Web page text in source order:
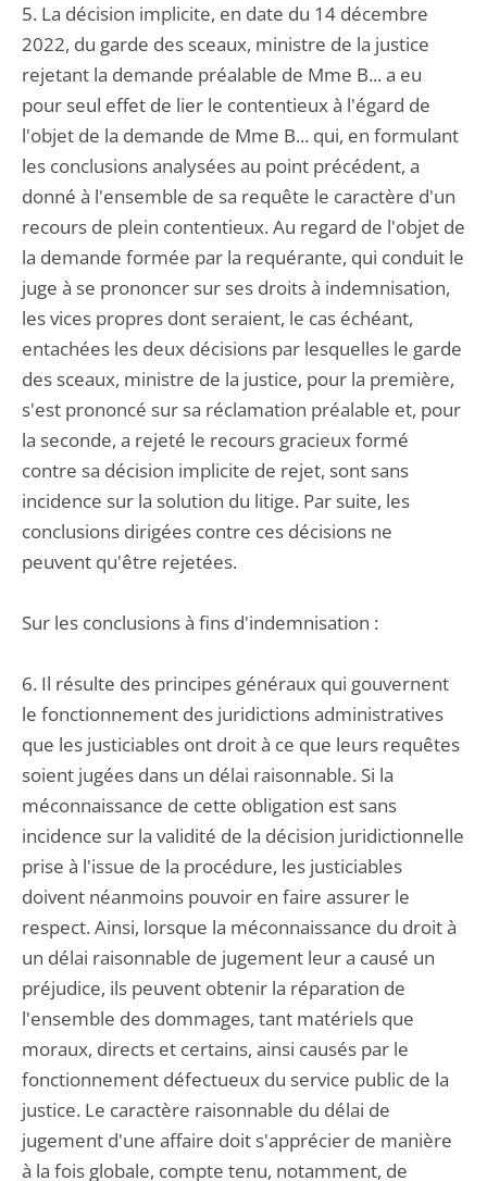
5. La décision implicite, en date du 14 décembre
2022, du garde des sceaux, ministre de la justice
rejetant la demande préalable de Mme B... a eu
pour seul effet de lier le contentieux à l'égard de
l'objet de la demande de Mme B... qui, en formulant
les conclusions analysées au point précédent, a
donné à l'ensemble de sa requête le caractère d'un
recours de plein contentieux. Au regard de l'objet de
la demande formée par la requérante, qui conduit le
juge à se prononcer sur ses droits à indemnisation,
les vices propres dont seraient, le cas échéant,
entachées les deux décisions par lesquelles le garde
des sceaux, ministre de la justice, pour la première,
s'est prononcé sur sa réclamation préalable et, pour
la seconde, a rejeté le recours gracieux formé
contre sa décision implicite de rejet, sont sans
incidence sur la solution du litige. Par suite, les
conclusions dirigées contre ces décisions ne
peuvent qu'être rejetées.
Sur les conclusions à fins d'indemnisation :
6. Il résulte des principes généraux qui gouvernent
le fonctionnement des juridictions administratives
que les justiciables ont droit à ce que leurs requêtes
soient jugées dans un délai raisonnable. Si la
méconnaissance de cette obligation est sans
incidence sur la validité de la décision juridictionnelle
prise à l'issue de la procédure, les justiciables
doivent néanmoins pouvoir en faire assurer le
respect. Ainsi, lorsque la méconnaissance du droit à
un délai raisonnable de jugement leur a causé un
préjudice, ils peuvent obtenir la réparation de
l'ensemble des dommages, tant matériels que
moraux, directs et certains, ainsi causés par le
fonctionnement défectueux du service public de la
justice. Le caractère raisonnable du délai de
jugement d'une affaire doit s'apprécier de manière
à la fois globale, compte tenu, notamment, de